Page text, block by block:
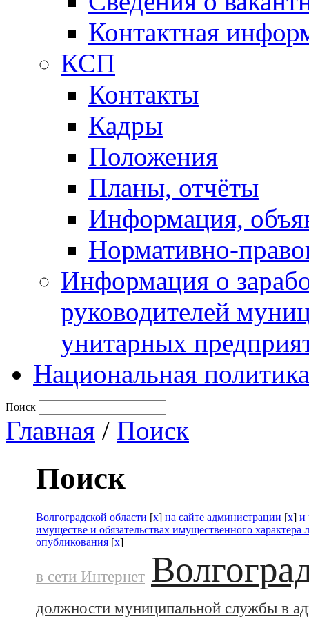
Контактная
КСП
Контакты
Кадры
Положения
Планы, отчёты
Информация,
Нормативно-
Информация о
руководителей
унитарных
Национальная политика
Поиск
Главная / Поиск
Поиск
Волгоградской области [x] на сайте администрации [x] и
имуществе и обязательствах имущественного характера
опубликования [x]
в сети Интернет
должности муниципальной службы в